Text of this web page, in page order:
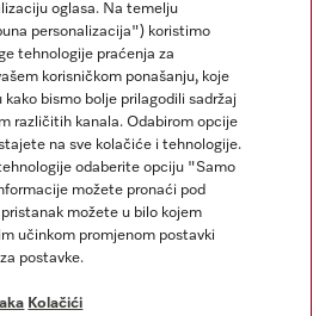
oglasa. Na temelju
personalizacija") koristimo
tehnologije praćenja za
korisničkom ponašanju, koje
bismo bolje prilagodili sadržaj
različitih kanala. Odabirom opcije
na sve kolačiće i tehnologije.
odaberite opciju "Samo
možete pronaći pod
možete u bilo kojem
učinkom promjenom postavki
postavke.
Kolačići